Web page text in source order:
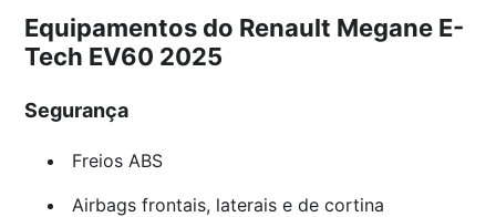
Equipamentos do Renault Megane E-
Tech EV60 2025
Segurança
Freios ABS
Airbags frontais, laterais e de cortina